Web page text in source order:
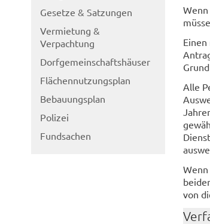
Gesetze & Satzungen
Vermietung &
Verpachtung
Dorfgemeinschaftshäuser
Flächennutzungsplan
Bebauungsplan
Polizei
Fundsachen
Alle
von